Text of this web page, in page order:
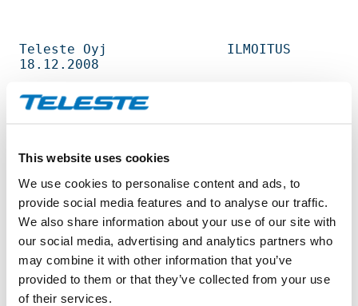
This website uses cookies
We use cookies to personalise content and ads, to
provide social media features and to analyse our traffic.
We also share information about your use of our site with
our social media, advertising and analytics partners who
may combine it with other information that you’ve
provided to them or that they’ve collected from your use
of their services.
Teleste Oyj               ILMOITUS
18.12.2008
Helsingin Pörssi
Päivämäärä
18.12.2008
Pörssikauppa
OSTO
Osakelaji
TLT1V
Osakemäärä
4 100       osaketta